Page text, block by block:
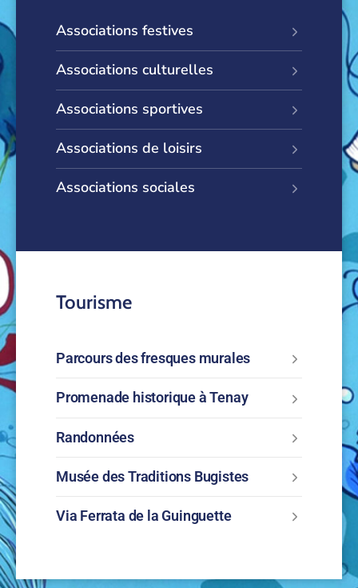
Associations festives
Associations culturelles
Associations sportives
Associations de loisirs
Associations sociales
Tourisme
Parcours des fresques murales
Promenade historique à Tenay
Randonnées
Musée des Traditions Bugistes
Via Ferrata de la Guinguette